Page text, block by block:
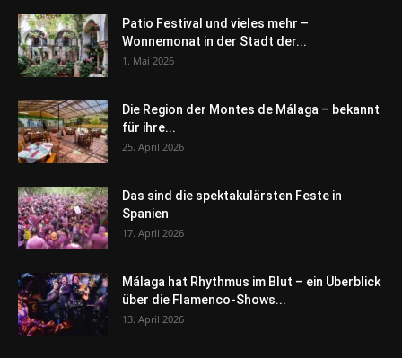
Patio Festival und vieles mehr –
Wonnemonat in der Stadt der...
1. Mai 2026
Die Region der Montes de Málaga – bekannt
für ihre...
25. April 2026
Das sind die spektakulärsten Feste in
Spanien
17. April 2026
Málaga hat Rhythmus im Blut – ein Überblick
über die Flamenco-Shows...
13. April 2026